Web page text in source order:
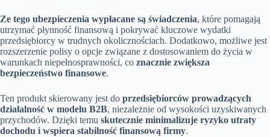
Ze tego ubezpieczenia wypłacane są świadczenia, które pomagają
utrzymać płynność finansową i pokrywać kluczowe wydatki
przedsiębiorcy w trudnych okolicznościach. Dodatkowo, możliwe jest
rozszerzenie polisy o opcje związane z dostosowaniem do życia w
warunkach niepełnosprawności, co znacznie zwiększa
bezpieczeństwo finansowe.
Ten produkt skierowany jest do przedsiębiorców prowadzących
działalność w modelu B2B, niezależnie od wysokości uzyskiwanych
przychodów. Dzięki temu skutecznie minimalizuje ryzyko utraty
dochodu i wspiera stabilność finansową firmy.